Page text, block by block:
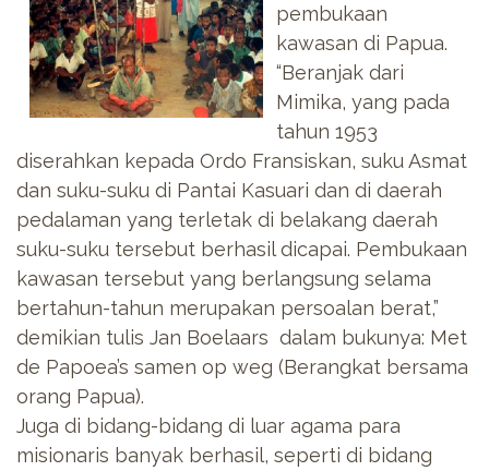
pembukaan
kawasan di Papua.
“Beranjak dari
Mimika, yang pada
tahun 1953
diserahkan kepada Ordo Fransiskan, suku Asmat
dan suku-suku di Pantai Kasuari dan di daerah
pedalaman yang terletak di belakang daerah
suku-suku tersebut berhasil dicapai. Pembukaan
kawasan tersebut yang berlangsung selama
bertahun-tahun merupakan persoalan berat,”
demikian tulis Jan Boelaars dalam bukunya: Met
de Papoea’s samen op weg (Berangkat bersama
orang Papua).
Juga di bidang-bidang di luar agama para
misionaris banyak berhasil, seperti di bidang